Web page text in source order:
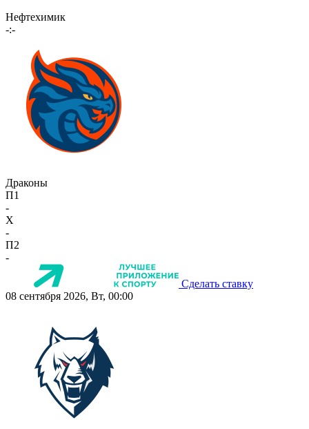
Нефтехимик
-:-
Драконы
П1
-
X
-
П2
-
Сделать ставку
08 сентября 2026, Вт, 00:00